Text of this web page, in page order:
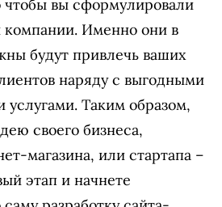
чтобы вы сформулировали
Именно они в
будут привлечь ваших
наряду с выгодными
Таким образом,
своего бизнеса,
магазина, или стартапа –
этап и начнете